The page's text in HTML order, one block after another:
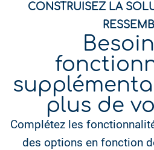
CONSTRUISEZ LA
plus de
Complétez les
des options en fonction